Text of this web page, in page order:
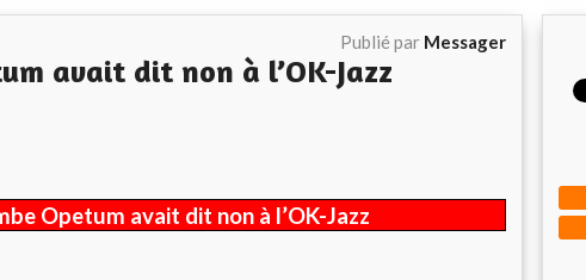
Publié par Messager
avait dit non à l’OK-Jazz
Opetum avait dit non à l’OK-Jazz